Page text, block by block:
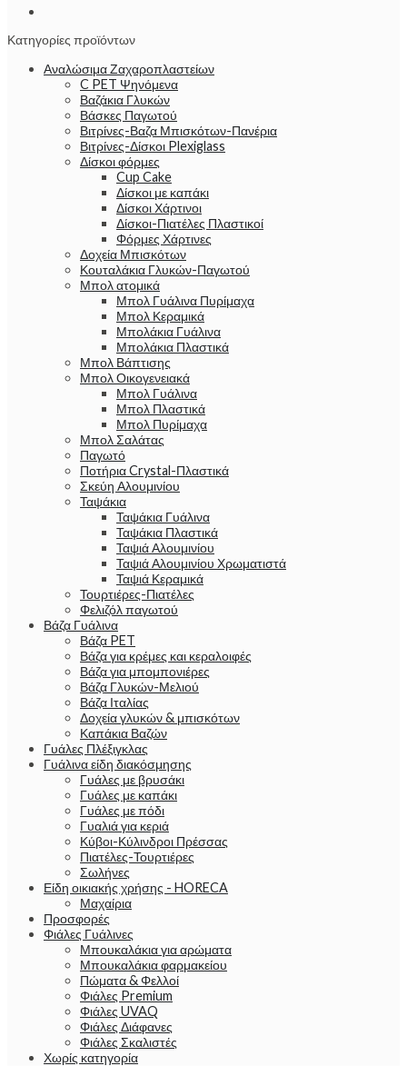
Κατηγορίες προϊόντων
Αναλώσιμα Ζαχαροπλαστείων
C PET Ψηνόμενα
Βαζάκια Γλυκών
Βάσκες Παγωτού
Βιτρίνες-Βαζα Μπισκότων-Πανέρια
Βιτρίνες-Δίσκοι Plexiglass
Δίσκοι φόρμες
Cup Cake
Δίσκοι με καπάκι
Δίσκοι Χάρτινοι
Δίσκοι-Πιατέλες Πλαστικοί
Φόρμες Χάρτινες
Δοχεία Μπισκότων
Κουταλάκια Γλυκών-Παγωτού
Μπολ ατομικά
Μπολ Γυάλινα Πυρίμαχα
Μπολ Κεραμικά
Μπολάκια Γυάλινα
Μπολάκια Πλαστικά
Μπολ Βάπτισης
Μπολ Οικογενειακά
Μπολ Γυάλινα
Μπολ Πλαστικά
Μπολ Πυρίμαχα
Μπολ Σαλάτας
Παγωτό
Ποτήρια Crystal-Πλαστικά
Σκεύη Αλουμινίου
Ταψάκια
Ταψάκια Γυάλινα
Ταψάκια Πλαστικά
Ταψιά Αλουμινίου
Ταψιά Αλουμινίου Χρωματιστά
Ταψιά Κεραμικά
Τουρτιέρες-Πιατέλες
Φελιζόλ παγωτού
Βάζα Γυάλινα
Βάζα PET
Βάζα για κρέμες και κεραλοιφές
Βάζα για μπομπονιέρες
Βάζα Γλυκών-Μελιού
Βάζα Ιταλίας
Δοχεία γλυκών & μπισκότων
Καπάκια Βαζών
Γυάλες Πλέξιγκλας
Γυάλινα είδη διακόσμησης
Γυάλες με βρυσάκι
Γυάλες με καπάκι
Γυάλες με πόδι
Γυαλιά για κεριά
Κύβοι-Κύλινδροι Πρέσσας
Πιατέλες-Τουρτιέρες
Σωλήνες
Είδη οικιακής χρήσης - HORECA
Μαχαίρια
Προσφορές
Φιάλες Γυάλινες
Μπουκαλάκια για αρώματα
Μπουκαλάκια φαρμακείου
Πώματα & Φελλοί
Φιάλες Premium
Φιάλες UVAQ
Φιάλες Διάφανες
Φιάλες Σκαλιστές
Χωρίς κατηγορία